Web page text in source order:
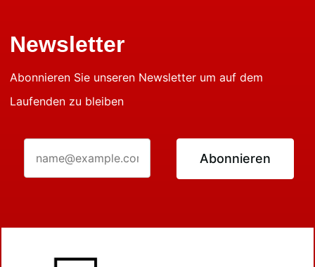
Newsletter
Abonnieren Sie unseren Newsletter um auf dem
Laufenden zu bleiben
Abonnieren